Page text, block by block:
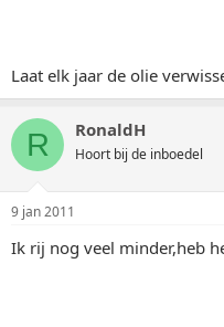
Laat elk jaar de olie
R RonaldH
Hoort bij de inboedel
9 jan 2011
Ik rij nog veel minder,heb